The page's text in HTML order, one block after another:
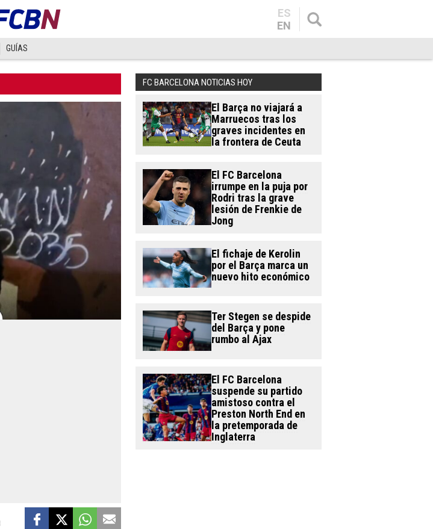
ES
EN
GUÍAS
FC BARCELONA NOTICIAS HOY
El Barça no viajará a
Marruecos tras los
graves incidentes en
la frontera de Ceuta
El FC Barcelona
irrumpe en la puja por
Rodri tras la grave
lesión de Frenkie de
Jong
El fichaje de Kerolin
por el Barça marca un
nuevo hito económico
Ter Stegen se despide
del Barça y pone
rumbo al Ajax
El FC Barcelona
suspende su partido
amistoso contra el
Preston North End en
la pretemporada de
Inglaterra